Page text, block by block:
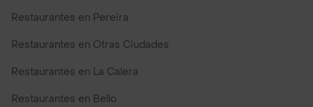
Restaurantes en Pereira
Restaurantes en Otras Ciudades
Restaurantes en La Calera
Restaurantes en Bello